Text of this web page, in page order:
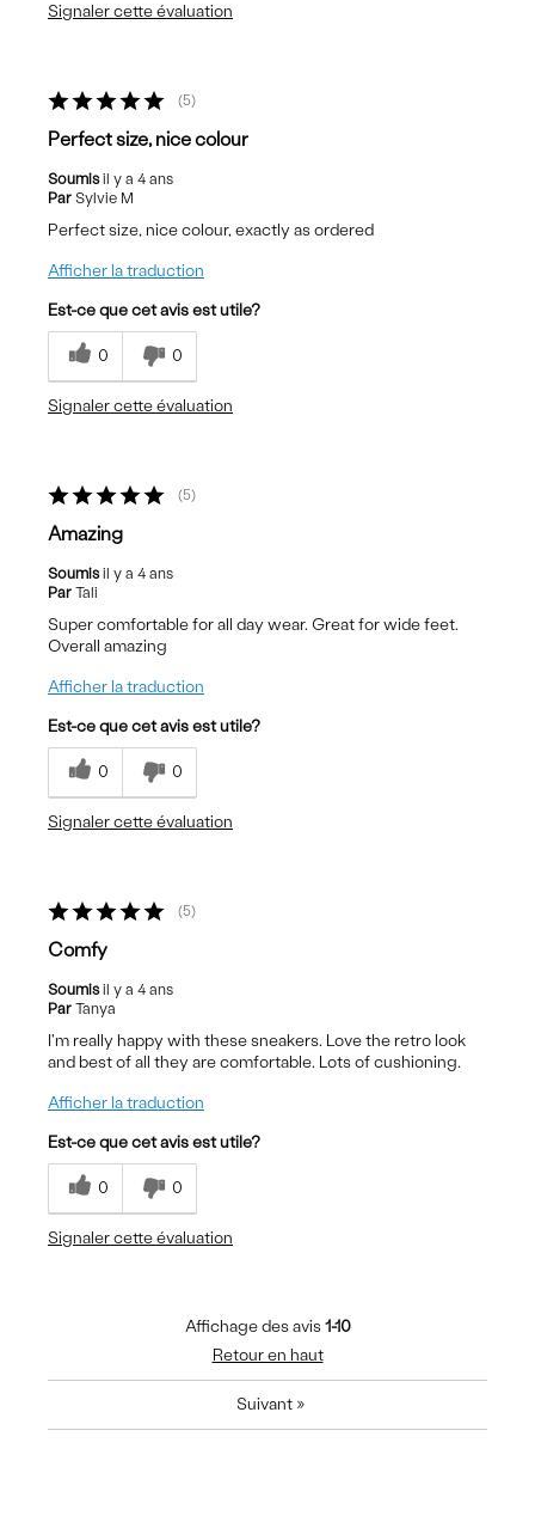
Signaler cette évaluation
5
Perfect size, nice colour
Soumisil y a 4 ans
Par Sylvie M
Perfect size, nice colour, exactly as ordered
Afficher la traduction
Est-ce que cet avis est utile?
0 0
Signaler cette évaluation
5
Amazing
Soumisil y a 4 ans
Par Tali
Super comfortable for all day wear. Great for wide feet.
Overall amazing
Afficher la traduction
Est-ce que cet avis est utile?
0 0
Signaler cette évaluation
5
Comfy
Soumisil y a 4 ans
Par Tanya
I'm really happy with these sneakers. Love the retro look
and best of all they are comfortable. Lots of cushioning.
Afficher la traduction
Est-ce que cet avis est utile?
0 0
Signaler cette évaluation
Affichage des avis1-10
Retour en haut
Suivant »